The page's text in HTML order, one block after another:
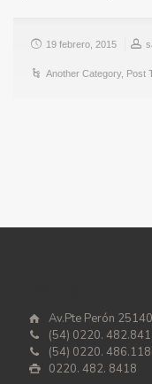
19 febrero, 2015
Another Category, Post
Av.Pte Perón 25140
(54) 0220.
(54) 0220.
0220. 482. 8418